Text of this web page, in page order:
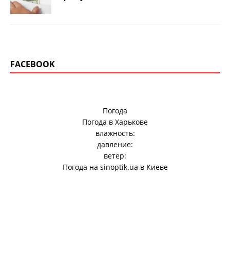
FACEBOOK
Погода
Погода в Харькове
влажность:
давление:
ветер:
Погода на sinoptik.ua в Киеве